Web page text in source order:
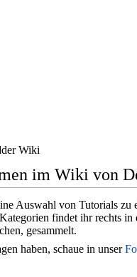
Wiki
im Wiki von
Auswahl von Tutorials zu
findet ihr rechts
gesammelt.
haben, schaue in unser